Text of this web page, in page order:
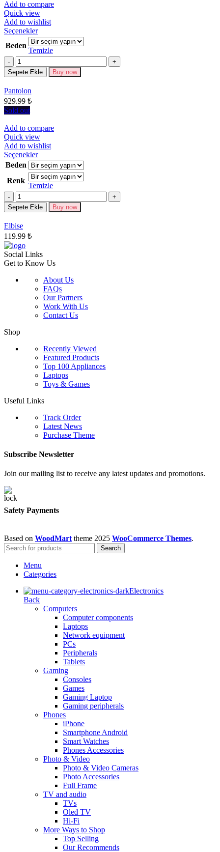
Add to compare
Quick view
Add to wishlist
SeçeneklerBu
ürünün
birden
fazla
varyasyonu
var.
Beden
Temizle
Miktar
Sepete Ekle Buy now
Pantolon
929.99 ₺
Sold out
Add to compare
Quick view
Add to wishlist
SeçeneklerBu
ürünün
birden
fazla
varyasyonu
Seçenekler
Beden
Renk
Temizle
Miktar
Sepete Ekle Buy now
Elbise
119.99 ₺
Social Links
Get to Know Us
About Us
FAQs
Our Partners
Work With Us
Contact Us
Shop
Recently Viewed
Featured Products
Top 100 Appliances
Laptops
Toys & Games
Useful Links
Track Order
Latest News
Purchase Theme
Subscribe Newsletter
Join our mailing list to receive any latest updates and promotions.
Safety Payments
Based on WoodMart theme 2025 WooCommerce Themes.
Search
Menu
Categories
Electronics
Back
Computers
Computer components
Laptops
Network equipment
PCs
Peripherals
Tablets
Gaming
Consoles
Games
Gaming Laptop
Gaming peripherals
Phones
iPhone
Smartphone Android
Smart Watches
Phones Accessories
Photo & Video
Photo & Video Cameras
Photo Accessories
Full Frame
TV and audio
TVs
Oled TV
Hi-Fi
More Ways to Shop
Top Selling
Our Recommends